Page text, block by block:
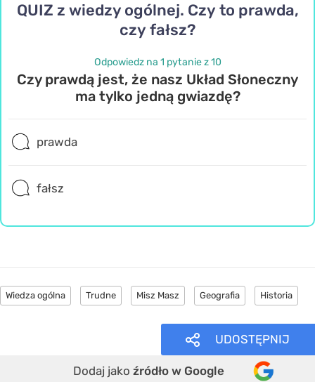
QUIZ z wiedzy ogólnej. Czy to prawda,
czy fałsz?
Odpowiedz na 1 pytanie z 10
Czy prawdą jest, że nasz Układ Słoneczny
ma tylko jedną gwiazdę?
prawda
fałsz
Wiedza ogólna Trudne Misz Masz Geografia Historia
UDOSTĘPNIJ
Dodaj jako źródło w Google